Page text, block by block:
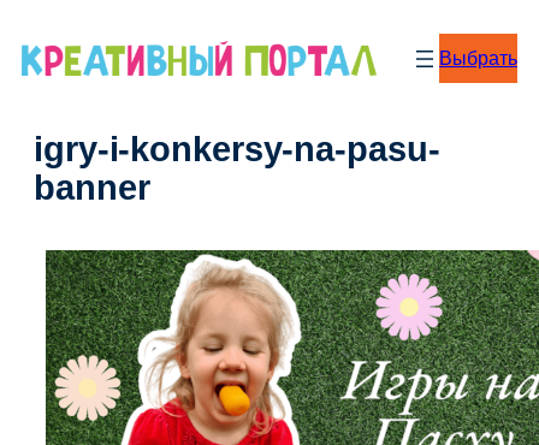
Выбрать
igry-i-konkersy-na-pasu-
banner